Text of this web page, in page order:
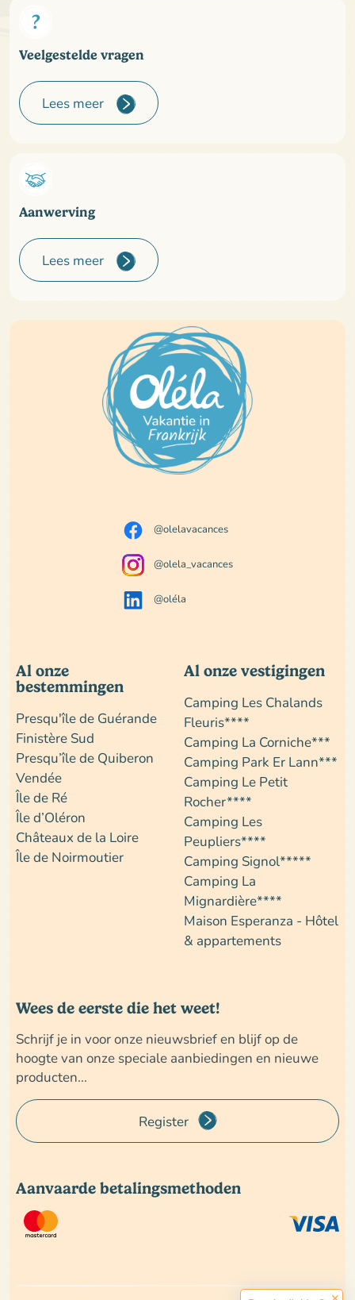
Veelgestelde vragen
Lees meer
Aanwerving
Lees meer
@olelavacances
@olela_vacances
@oléla
Al onze
bestemmingen
Presqu'île de Guérande
Finistère Sud
Presqu’île de Quiberon
Vendée
Île de Ré
Île d’Oléron
Châteaux de la Loire
Île de Noirmoutier
Al onze vestigingen
Camping Les Chalands
Fleuris****
Camping La Corniche***
Camping Park Er Lann***
Camping Le Petit
Rocher****
Camping Les
Peupliers****
Camping Signol*****
Camping La
Mignardière****
Maison Esperanza - Hôtel
& appartements
Wees de eerste die het weet!
Schrijf je in voor onze nieuwsbrief en blijf op de
hoogte van onze speciale aanbiedingen en nieuwe
producten...
Register
Aanvaarde betalingsmethoden